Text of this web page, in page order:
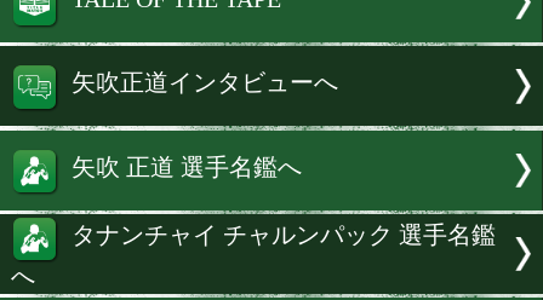
世界ランカー相手に緊張感漂う攻防を
し、順調な調整ぶりをアピールした。
続きを読む
試合速報・勝ち予想結果へ